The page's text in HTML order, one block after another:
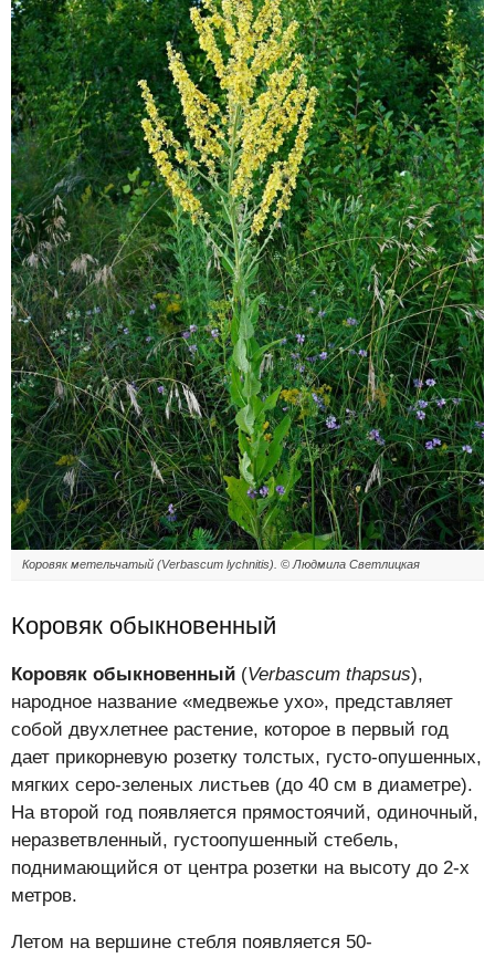
Коровяк метельчатый (Verbascum lychnitis). © Людмила Светлицкая
Коровяк обыкновенный
Коровяк обыкновенный (Verbascum thapsus),
народное название «медвежье ухо», представляет
собой двухлетнее растение, которое в первый год
дает прикорневую розетку толстых, густо-опушенных,
мягких серо-зеленых листьев (до 40 см в диаметре).
На второй год появляется прямостоячий, одиночный,
неразветвленный, густоопушенный стебель,
поднимающийся от центра розетки на высоту до 2-х
метров.
Летом на вершине стебля появляется 50-